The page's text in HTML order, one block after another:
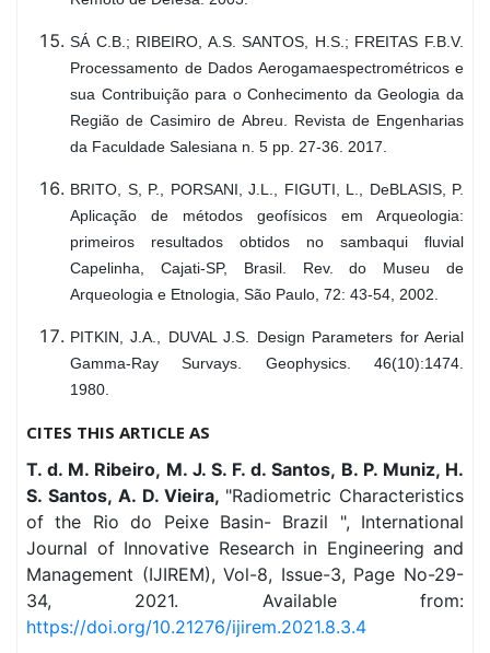
SÁ C.B.; RIBEIRO, A.S. SANTOS, H.S.; FREITAS F.B.V.
Processamento de Dados Aerogamaespectrométricos e
sua Contribuição para o Conhecimento da Geologia da
Região de Casimiro de Abreu. Revista de Engenharias
da Faculdade Salesiana n. 5 pp. 27-36. 2017.
BRITO, S, P., PORSANI, J.L., FIGUTI, L., DeBLASIS, P.
Aplicação de métodos geofísicos em Arqueologia:
primeiros resultados obtidos no sambaqui fluvial
Capelinha, Cajati-SP, Brasil. Rev. do Museu de
Arqueologia e Etnologia, São Paulo, 72: 43-54, 2002.
PITKIN, J.A., DUVAL J.S. Design Parameters for Aerial
Gamma-Ray Survays. Geophysics. 46(10):1474.
1980.
CITES THIS ARTICLE AS
T. d. M. Ribeiro, M. J. S. F. d. Santos, B. P. Muniz, H.
S. Santos, A. D. Vieira, "Radiometric Characteristics
of the Rio do Peixe Basin- Brazil ", International
Journal of Innovative Research in Engineering and
Management (IJIREM), Vol-8, Issue-3, Page No-29-
34, 2021. Available from:
https://doi.org/10.21276/ijirem.2021.8.3.4